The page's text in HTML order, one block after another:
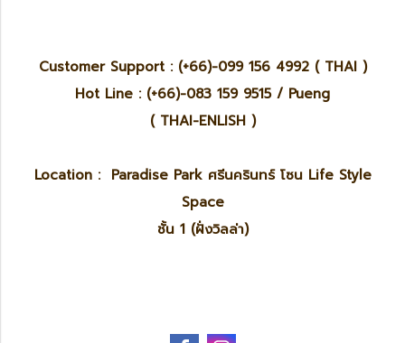
Customer Support : (+66)-099 156 4992 ( THAI )
Hot Line : (+66)-083 159 9515 / Pueng
( THAI-ENLISH )
Location : Paradise Park ศรีนครินทร์ โซน Life Style
Space
ชั้น 1 (ฝั่งวิลล่า)